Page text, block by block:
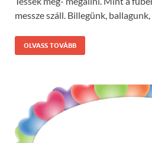
messze száll. Billegünk,
OLVASS TOVÁBB